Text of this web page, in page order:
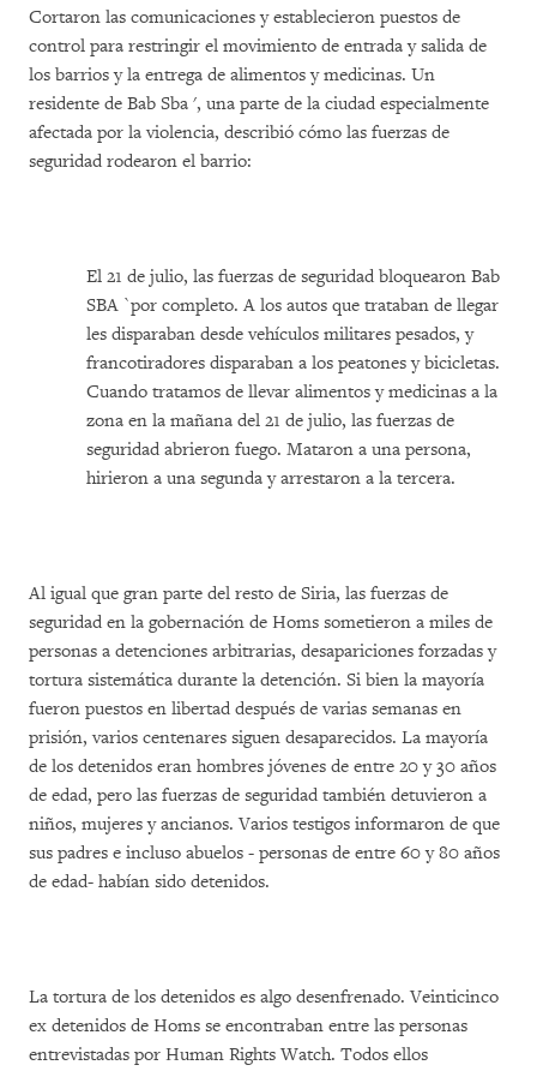
Cortaron las comunicaciones y establecieron puestos de
control para restringir el movimiento de entrada y salida de
los barrios y la entrega de alimentos y medicinas. Un
residente de Bab Sba ', una parte de la ciudad especialmente
afectada por la violencia, describió cómo las fuerzas de
seguridad rodearon el barrio:
El 21 de julio, las fuerzas de seguridad bloquearon Bab
SBA `por completo. A los autos que trataban de llegar
les disparaban desde vehículos militares pesados, ​​y
francotiradores disparaban a los peatones y bicicletas.
Cuando tratamos de llevar alimentos y medicinas a la
zona en la mañana del 21 de julio, las fuerzas de
seguridad abrieron fuego. Mataron a una persona,
hirieron a una segunda y arrestaron a la tercera.
Al igual que gran parte del resto de Siria, las fuerzas de
seguridad en la gobernación de Homs sometieron a miles de
personas a detenciones arbitrarias, desapariciones forzadas y
tortura sistemática durante la detención. Si bien la mayoría
fueron puestos en libertad después de varias semanas en
prisión, varios centenares siguen desaparecidos. La mayoría
de los detenidos eran hombres jóvenes de entre 20 y 30 años
de edad, pero las fuerzas de seguridad también detuvieron a
niños, mujeres y ancianos. Varios testigos informaron de que
sus padres e incluso abuelos - personas de entre 60 y 80 años
de edad- habían sido detenidos.
La tortura de los detenidos es algo desenfrenado. Veinticinco
ex detenidos de Homs se encontraban entre las personas
entrevistadas por Human Rights Watch. Todos ellos